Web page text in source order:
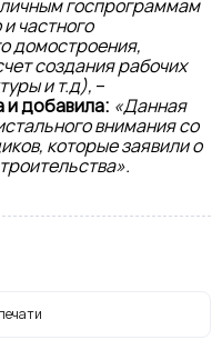
госпрограммам
частного
домостроения,
создания рабочих
и т.д), –
и добавила: «Данная
внимания со
которые заявили о